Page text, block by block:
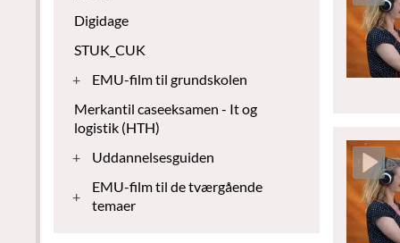
Digidage
STUK_CUK
+
EMU-film til grundskolen
Merkantil caseeksamen - It og
logistik (HTH)
+
Uddannelsesguiden
+
EMU-film til de tværgående
temaer